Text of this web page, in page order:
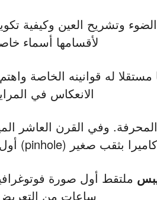
وتشريح العين وكيفية
لأقسامها أسماء
له قوانينه الخاصة
الانعكاس في
المحرفة. وفي القرن العاشر
كاميرا بثقب صغير (pinhole) أول صورة بالعالم
ساعات من